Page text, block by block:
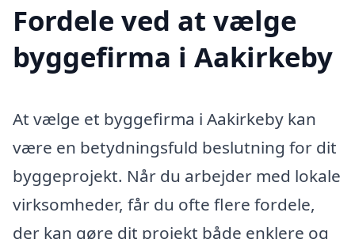
Fordele ved at vælge
byggefirma i Aakirkeby
At vælge et byggefirma i Aakirkeby kan
være en betydningsfuld beslutning for dit
byggeprojekt. Når du arbejder med lokale
virksomheder, får du ofte flere fordele,
der kan gøre dit projekt både enklere og